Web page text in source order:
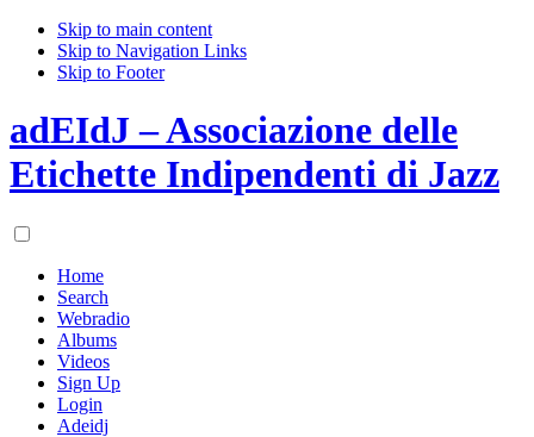
Skip to main content
Skip to Navigation Links
Skip to Footer
adEIdJ – Associazione delle
Etichette Indipendenti di Jazz
Home
Search
Webradio
Albums
Videos
Sign Up
Login
Adeidj